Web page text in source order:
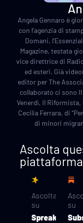
Angela Gennaro è
con l’agenzia di
Domani,
Magazine, testata
vice direttrice di
ed esteri. Già
editor per The
collaborato ci sono
Venerdì, Il
Cecilia Ferrara, di
di minori
Ascolta
Ascolta
su
Spreaker
su